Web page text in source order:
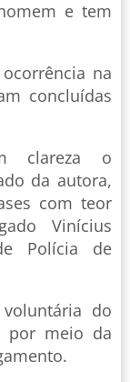
e tem
na
concluídas
clareza o
da autora,
com teor
Vinícius
Polícia de
do
por meio da